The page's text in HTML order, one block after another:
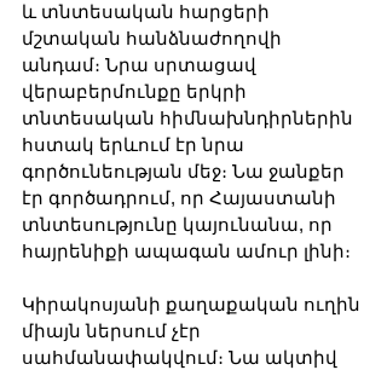
և տնտեսական հարցերի
մշտական հանձնաժողովի
անդամ։ Նրա սրտացավ
վերաբերմունքը երկրի
տնտեսական հիմնախնդիրներին
հստակ երևում էր նրա
գործունեության մեջ։ Նա ջանքեր
էր գործադրում, որ Հայաստանի
տնտեսությունը կայունանա, որ
հայրենիքի ապագան ամուր լինի։
Կիրակոսյանի քաղաքական ուղին
միայն ներսում չէր
սահմանափակվում։ Նա ակտիվ